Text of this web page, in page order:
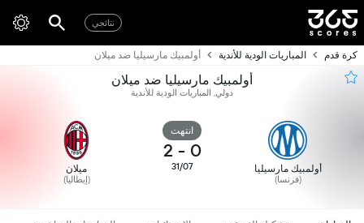
نتائجي
كرة قدم المباريات الودية للأندية أولمبيك مارسيليا ضد ميلان
أولمبيك مارسيليا ضد ميلان
دولي, المباريات الودية للأندية
أولمبيك مارسيليا
(فرنسا)
انتهت
0
-
2
31/07 ميلان
(إيطاليا)